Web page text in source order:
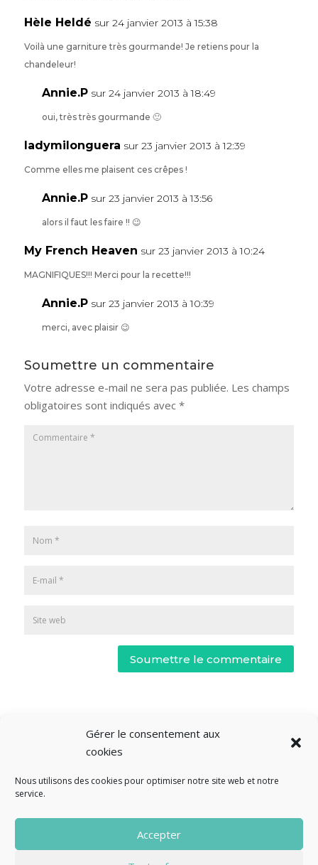
Gérer le consentement aux
cookies
Nous utilisons des cookies pour optimiser notre site web et notre
service.
Accepter
Hèle Heldé sur 24 janvier 2013 à 15:38
Voilà une garniture très gourmande! Je retiens pour la
chandeleur!
Annie.P sur 24 janvier 2013 à 18:49
oui, très très gourmande 🙂
ladymilonguera sur 23 janvier 2013 à 12:39
Comme elles me plaisent ces crêpes !
Annie.P sur 23 janvier 2013 à 13:56
alors il faut les faire !! 😉
My French Heaven sur 23 janvier 2013 à 10:24
MAGNIFIQUES!!! Merci pour la recette!!!
Annie.P sur 23 janvier 2013 à 10:39
merci, avec plaisir 😉
Soumettre un commentaire
Votre adresse e-mail ne sera pas publiée. Les champs
obligatoires sont indiqués avec *
Soumettre le commentaire
Mentions légales